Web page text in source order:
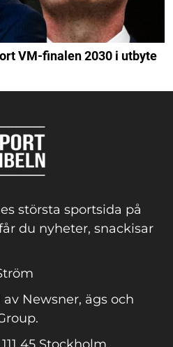
VM-finalen 2030 i utbyte
största sportsida på
du nyheter, snackisar
Newsner, ägs och